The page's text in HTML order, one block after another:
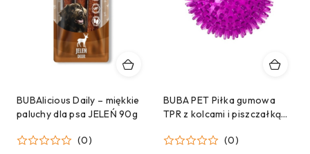
BUBAlicious Daily – miękkie
paluchy dla psa JELEŃ 90g
(0)
BUBA PET Piłka gumowa
TPR z kolcami i piszczałką
(0)